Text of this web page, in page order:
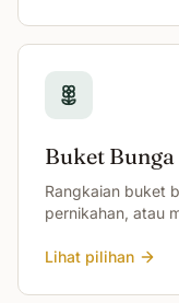
Buket Bunga
Rangkaian buket
pernikahan, atau
Lihat pilihan